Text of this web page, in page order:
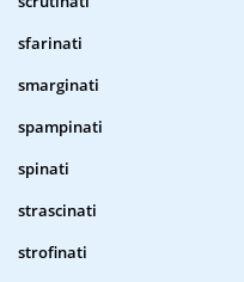
sfarinati
smarginati
spampinati
spinati
strascinati
strofinati